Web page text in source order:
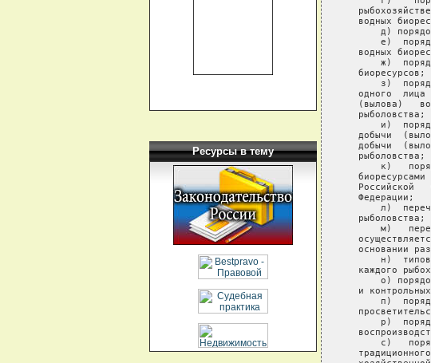
Ресурсы в тему
водных
д)
е)
водных
ж)
   биоресурсов;
з)
одного  лица
(вылова)
   рыболовства;
и)
добычи
добычи
   рыболовства;
к)
биоресурсами
Российской
   Федерации;
л)
   рыболовства;
м)
основании
н)
каждого
о)
и
п)
р)
с)